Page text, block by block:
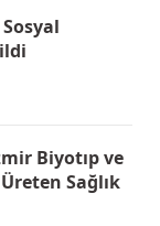
Biyotıp ve
Sağlık